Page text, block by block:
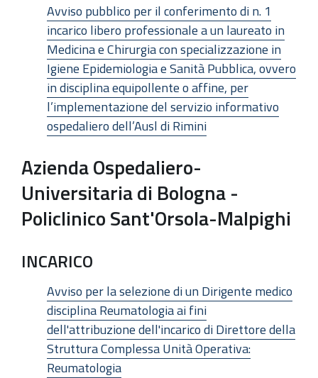
Avviso pubblico per il conferimento di n. 1
incarico libero professionale a un laureato in
Medicina e Chirurgia con specializzazione in
Igiene Epidemiologia e Sanità Pubblica, ovvero
in disciplina equipollente o affine, per
l’implementazione del servizio informativo
ospedaliero dell’Ausl di Rimini
Azienda Ospedaliero-
Universitaria di Bologna -
Policlinico Sant'Orsola-Malpighi
INCARICO
Avviso per la selezione di un Dirigente medico
disciplina Reumatologia ai fini
dell'attribuzione dell'incarico di Direttore della
Struttura Complessa Unità Operativa:
Reumatologia